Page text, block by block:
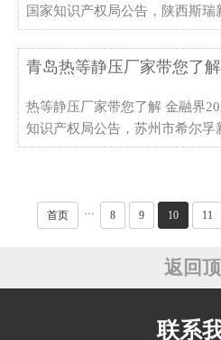
国家知识产权局公告，陕西斯
项名为“一种利用热等静压近净
2023年10月。 专利摘要显示，
静压近···
青岛热等静压厂家带您了解希尔孚取得一种分体式等静压成型用吊篮专利，实现了温度受热均匀的效果央视主持朱迅：
热等静压厂家带您了解 金融界
知识产权局公告，苏州市希尔
项名为“一种分体式等静压成型
具体为一···
首页 ··· 8 9 10 11
返回
联系